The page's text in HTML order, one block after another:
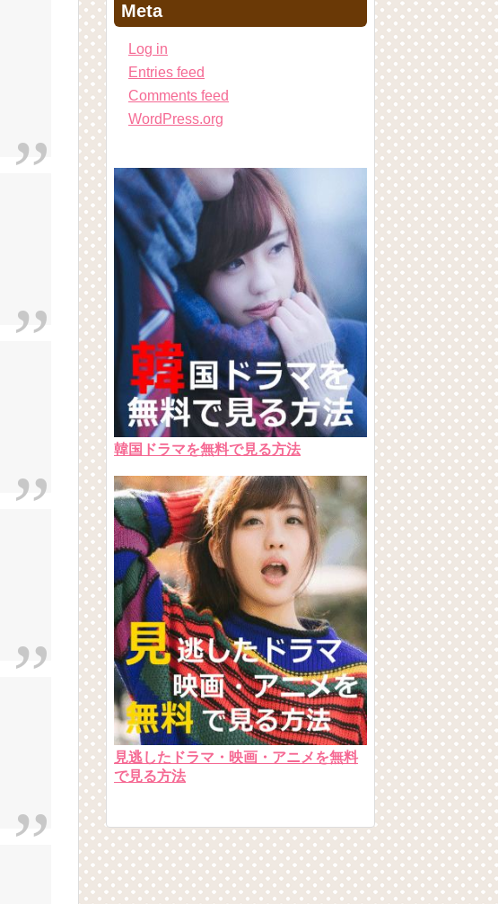
Meta
Log in
Entries feed
Comments feed
WordPress.org
韓国ドラマを無料で見る方法
見逃したドラマ・映画・アニメを無料
で見る方法